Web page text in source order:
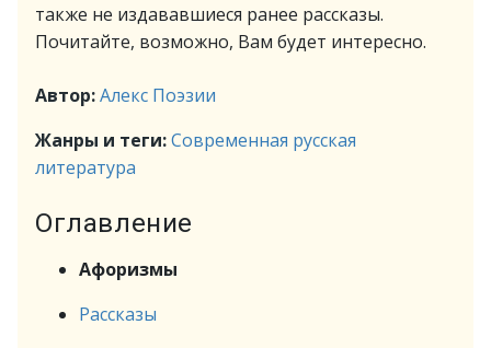
также не издававшиеся ранее рассказы.
Почитайте, возможно, Вам будет интересно.
Автор:Алекс Поэзии
Жанры и теги:Современная русская
литература
Оглавление
Афоризмы
Рассказы